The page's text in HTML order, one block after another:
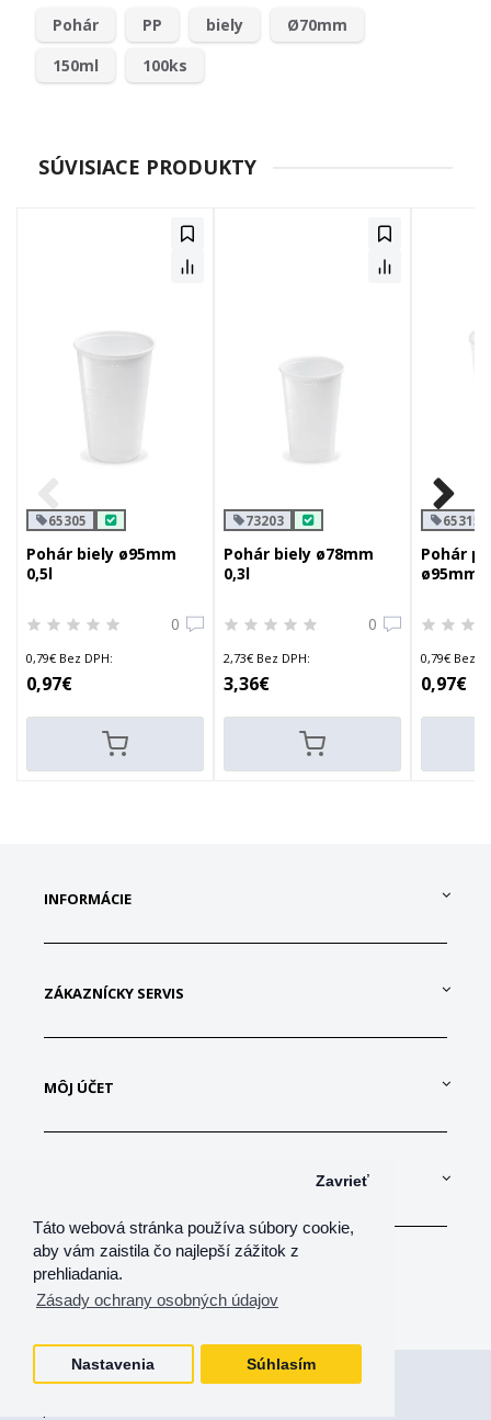
Táto webová stránka používa súbory cookie,
aby vám zaistila čo najlepší zážitok z
prehliadania.
Zásady ochrany osobných údajov
Zavrieť
Nastavenia Súhlasím
Pohár PP biely
Ø70mm
150ml
100ks
SÚVISIACE PRODUKTY
65305
Pohár biely ø95mm
0,5l
0
0,79€ Bez DPH:
0,97€
73203
Pohár biely ø78mm
0,3l
0
2,73€ Bez DPH:
3,36€
65315
Pohár
ø95mm
0,79€ Bez
0,97€
INFORMÁCIE
ZÁKAZNÍCKY SERVIS
MÔJ ÚČET
Všetky práva vyhradenéshop-net, s.r.o.